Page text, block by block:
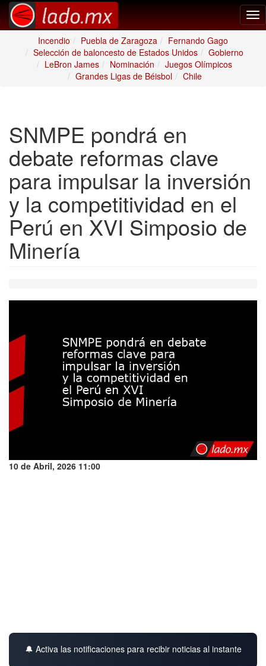
Incendio
Puebla de Zaragoza
Fernando Gago
Selección de baloncesto de Estados Unidos
Gobierno
LeBron James
Nominación
Juegos Olímpicos
Grandes Ligas de Béisbol
Chile
SNMPE pondrá en
debate reformas clave
para impulsar la inversión
y la competitividad en el
Perú en XVI Simposio de
Minería
10 de Abril, 2026 11:00
🔔 Activa las notificaciones para recibir noticias al instante